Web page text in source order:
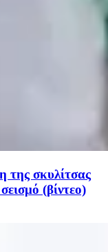
της σκυλίτσας
(βίντεο)